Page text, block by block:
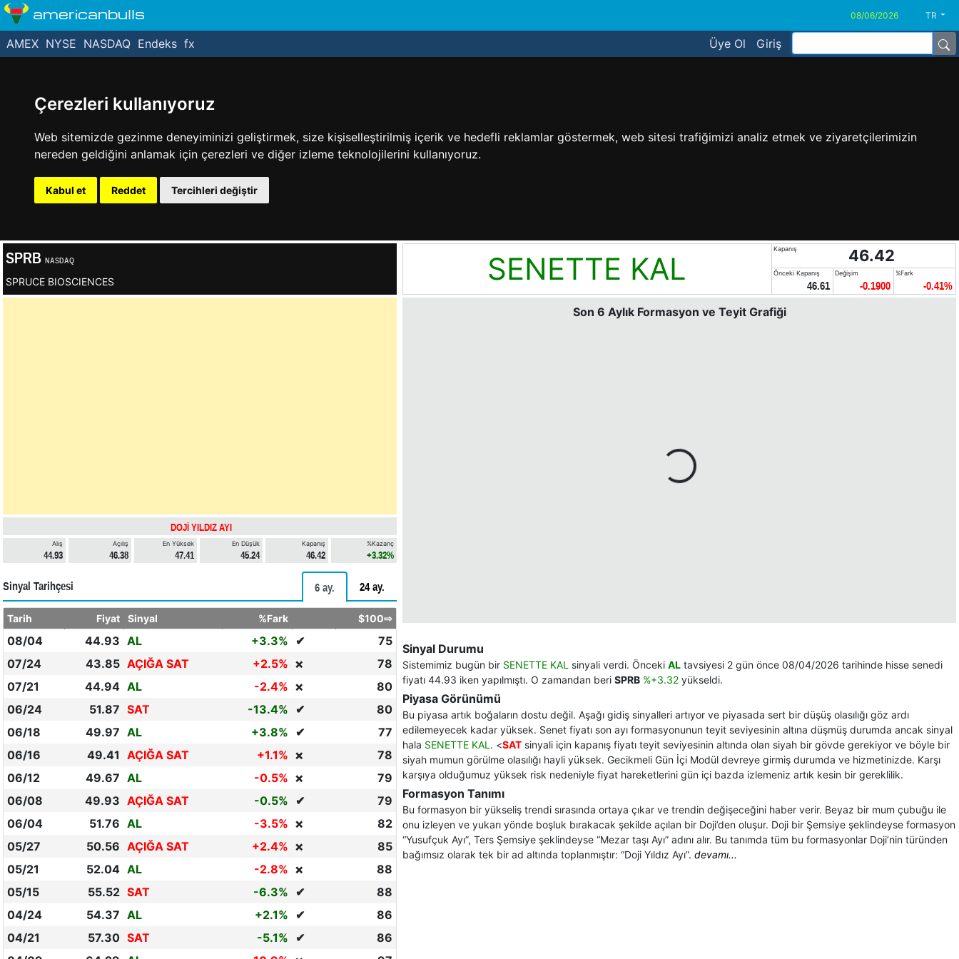
Çerezleri kullanıyoruz
Web sitemizde gezinme deneyiminizi geliştirmek, size kişiselleştirilmiş içerik ve hedefli reklamlar göstermek, web sitesi trafiğimizi analiz etmek ve ziyaretçilerimizin
nereden geldiğini anlamak için çerezleri ve diğer izleme teknolojilerini kullanıyoruz.
Kabul et Reddet Tercihleri değiştir
americanbulls TR
Üye Ol Giriş
AMEX NYSE NASDAQ Endeks fx
SPRB NASDAQ
SPRUCE BIOSCIENCES SENETTE KAL
Kapanış 46.42
Önceki Kapanış
46.61
Değişim
-0.1900
%Fark
-0.41%
DOJİ YILDIZ AYI
Alış
44.93
Açılış
46.38
En Yüksek
47.41
En Düşük
45.24
Kapanış
46.42
%Kazanç
+3.32%
Sinyal Tarihçesi 6 ay. 24 ay.
Tarih Fiyat Sinyal %Fark $100⇨
08/04 44.93 AL +3.3% ✔
75
07/24
43.85 AÇIĞA SAT +2.5% ❌
78
07/21
44.94 AL -2.4% ❌
80
06/24
51.87 SAT -13.4% ✔
80
06/18
49.97 AL +3.8% ✔
77
06/16
49.41 AÇIĞA SAT +1.1% ❌
78
06/12
49.67 AL -0.5% ❌
79
06/08
49.93 AÇIĞA SAT -0.5% ✔
79
06/04
51.76 AL -3.5% ❌
82
05/27
50.56 AÇIĞA SAT +2.4% ❌
85
05/21
52.04 AL -2.8% ❌
88
05/15
55.52 SAT -6.3% ✔
88
04/24
54.37 AL +2.1% ✔
86
04/21
57.30 SAT -5.1% ✔
86
Son 6 Aylık Formasyon ve Teyit Grafiği
Sinyal Durumu
Sistemimiz bugün bir SENETTE KAL sinyali verdi. Önceki AL tavsiyesi 2 gün önce 08/04/2026 tarihinde hisse senedi
fiyatı 44.93 iken yapılmıştı. O zamandan beri SPRB %+3.32 yükseldi.
Piyasa Görünümü
Bu piyasa artık boğaların dostu değil. Aşağı gidiş sinyalleri artıyor ve piyasada sert bir düşüş olasılığı göz ardı
edilemeyecek kadar yüksek. Senet fiyatı son ayı formasyonunun teyit seviyesinin altına düşmüş durumda ancak sinyal
hala SENETTE KAL . <SAT sinyali için kapanış fiyatı teyit seviyesinin altında olan siyah bir gövde gerekiyor ve böyle bir
siyah mumun görülme olasılığı hayli yüksek. Gecikmeli Gün İçi Modül devreye girmiş durumda ve hizmetinizde. Karşı
karşıya olduğumuz yüksek risk nedeniyle fiyat hareketlerini gün içi bazda izlemeniz artık kesin bir gereklilik.
Formasyon Tanımı
Bu formasyon bir yükseliş trendi sırasında ortaya çıkar ve trendin değişeceğini haber verir. Beyaz bir mum çubuğu ile
onu izleyen ve yukarı yönde boşluk bırakacak şekilde açılan bir Doji’den oluşur. Doji bir Şemsiye şeklindeyse formasyon
“Yusufçuk Ayı”, Ters Şemsiye şeklindeyse “Mezar taşı Ayı” adını alır. Bu tanımda tüm bu formasyonlar Doji’nin türünden
bağımsız olarak tek bir ad altında toplanmıştır: “Doji Yıldız Ayı”. devamı...